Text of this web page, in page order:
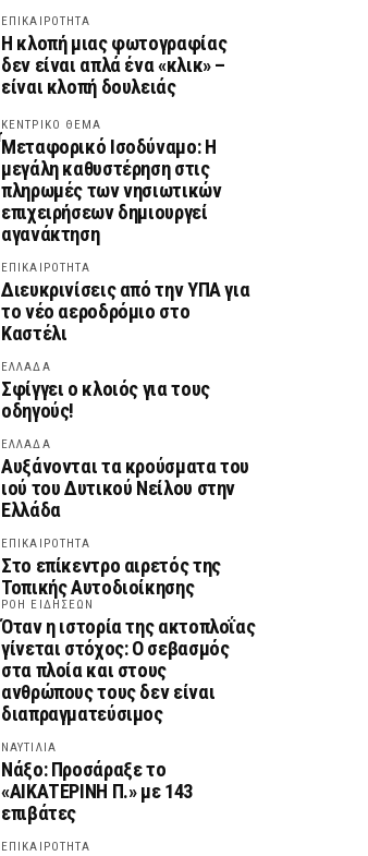
ΕΠΙΚΑΙΡΟΤΗΤΑ
Η κλοπή μιας φωτογραφίας
δεν είναι απλά ένα «κλικ» –
είναι κλοπή δουλειάς
ΚΕΝΤΡΙΚΟ ΘΕΜΑ
Μεταφορικό Ισοδύναμο: Η
μεγάλη καθυστέρηση στις
πληρωμές των νησιωτικών
επιχειρήσεων δημιουργεί
αγανάκτηση
ΕΠΙΚΑΙΡΟΤΗΤΑ
Διευκρινίσεις από την ΥΠΑ για
το νέο αεροδρόμιο στο
Καστέλι
ΕΛΛΑΔΑ
Σφίγγει ο κλοιός για τους
οδηγούς!
ΕΛΛΑΔΑ
Αυξάνονται τα κρούσματα του
ιού του Δυτικού Νείλου στην
Ελλάδα
ΕΠΙΚΑΙΡΟΤΗΤΑ
Στο επίκεντρο αιρετός της
Τοπικής Αυτοδιοίκησης
ΡΟΗ ΕΙΔΗΣΕΩΝ
Όταν η ιστορία της ακτοπλοΐας
γίνεται στόχος: Ο σεβασμός
στα πλοία και στους
ανθρώπους τους δεν είναι
διαπραγματεύσιμος
ΝΑΥΤΙΛΙΑ
Νάξο: Προσάραξε το
«ΑΙΚΑΤΕΡΙΝΗ Π.» με 143
επιβάτες
ΕΠΙΚΑΙΡΟΤΗΤΑ